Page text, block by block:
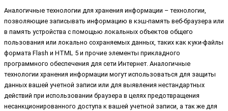
Аналогичные технологии для хранения информации – технологии,
позволяющие записывать информацию в кэш-память веб-браузера или
в память устройства с помощью локальных объектов общего
пользования или локально сохраняемых данных, таких как куки-файлы
формата Flash и HTML 5 и прочие элементы прикладного
программного обеспечения для сети Интернет. Аналогичные
технологии хранения информации могут использоваться для защиты
данных вашей учетной записи или для выявления нестандартных
действий при использовании браузера в целях предотвращения
несанкционированного доступа к вашей учетной записи, а так же для